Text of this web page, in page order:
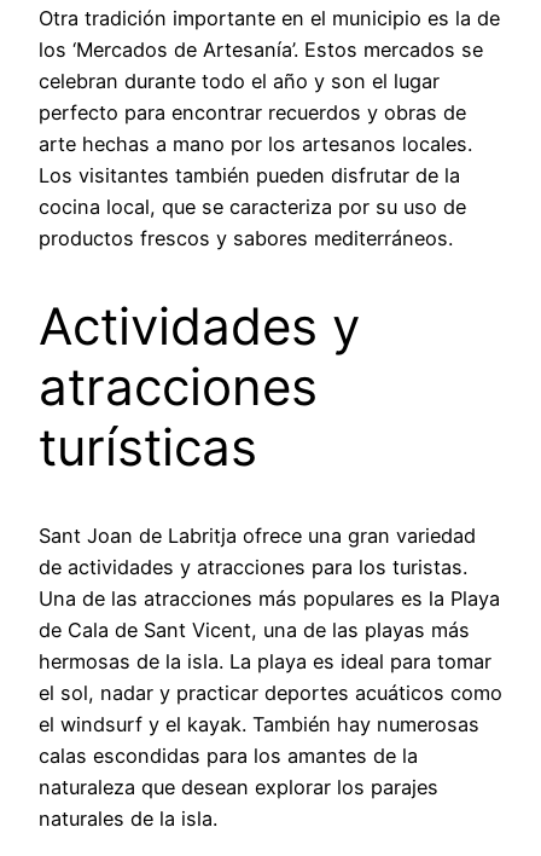
Otra tradición importante en el municipio es la de
los ‘Mercados de Artesanía’. Estos mercados se
celebran durante todo el año y son el lugar
perfecto para encontrar recuerdos y obras de
arte hechas a mano por los artesanos locales.
Los visitantes también pueden disfrutar de la
cocina local, que se caracteriza por su uso de
productos frescos y sabores mediterráneos.
Actividades y
atracciones
turísticas
Sant Joan de Labritja ofrece una gran variedad
de actividades y atracciones para los turistas.
Una de las atracciones más populares es la Playa
de Cala de Sant Vicent, una de las playas más
hermosas de la isla. La playa es ideal para tomar
el sol, nadar y practicar deportes acuáticos como
el windsurf y el kayak. También hay numerosas
calas escondidas para los amantes de la
naturaleza que desean explorar los parajes
naturales de la isla.